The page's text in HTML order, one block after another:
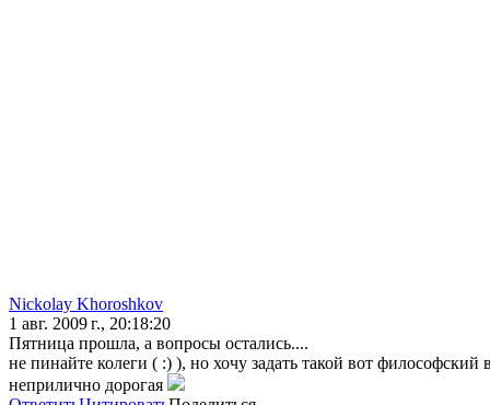
Nickolay Khoroshkov
1 авг. 2009 г., 20:18:20
Пятница прошла, а вопросы остались....
не пинайте колеги ( :) ), но хочу задать такой вот
неприлично дорогая